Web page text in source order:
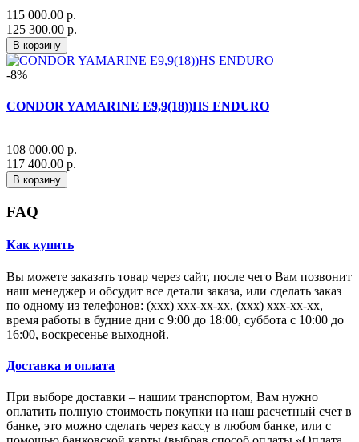
115 000.00 р.
125 300.00 р.
В корзину
-8%
CONDOR YAMARINE E9,9(18))HS ENDURO
108 000.00 р.
117 400.00 р.
В корзину
FAQ
Как купить
Вы можете заказать товар через сайт, после чего Вам позвонит
наш менеджер и обсудит все детали заказа, или сделать заказ
по одному из телефонов: (xxx) xxx-xx-xx, (xxx) xxx-xx-xx,
время работы в будние дни с 9:00 до 18:00, суббота с 10:00 до
16:00, воскресенье выходной.
Доставка и оплата
При выборе доставки – нашим транспортом, Вам нужно
оплатить полную стоимость покупки на наш расчетный счет в
банке, это можно сделать через кассу в любом банке, или с